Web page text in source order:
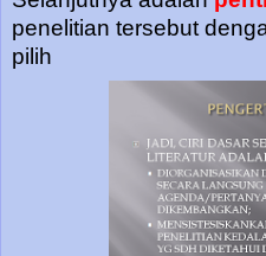
penelitian tersebut
pilih